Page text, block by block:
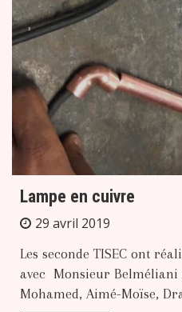
Lampe en cuivre
29 avril 2019
Les seconde TISEC ont
avec Monsieur Belméliani
Mohamed, Aimé-Moïse,